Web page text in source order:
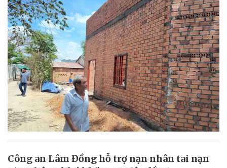
Công an Lâm Đồng hỗ trợ nạn nhân tai nạn
giao thông khó khăn 70 triệu đồng
Ngày 21/4, Công an tỉnh Lâm Đồng cho biết đã tổ chức thăm hỏi,
động viên, trao 70 triệu đồng hỗ trợ các nạn nhân tai nạn giao
thông có hoàn cảnh khó khăn trên địa bàn tỉnh.